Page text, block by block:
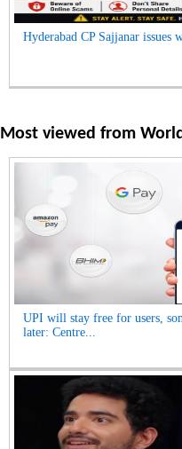
Hyderabad CP Sajjanar
Most viewed from
UPI will stay free for users,
later: Centre...